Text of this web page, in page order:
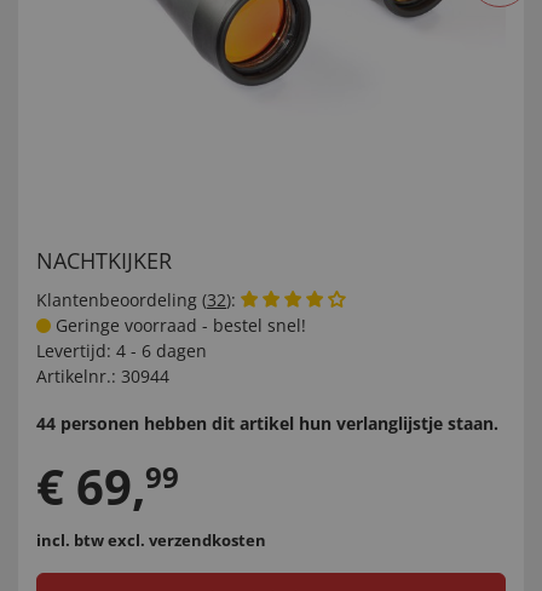
NACHTKIJKER
Klantenbeoordeling (32):
Geringe voorraad - bestel snel!
Levertijd: 4 - 6 dagen
Artikelnr.: 30944
44 personen hebben dit artikel hun verlanglijstje staan.
€ 69,99
incl. btwexcl. verzendkosten